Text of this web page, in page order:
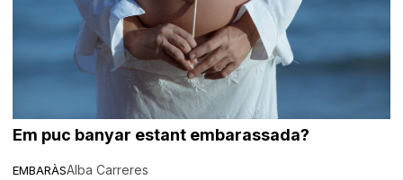
EMBARÀS
Em puc banyar estant embarassada?
Alba Carreres